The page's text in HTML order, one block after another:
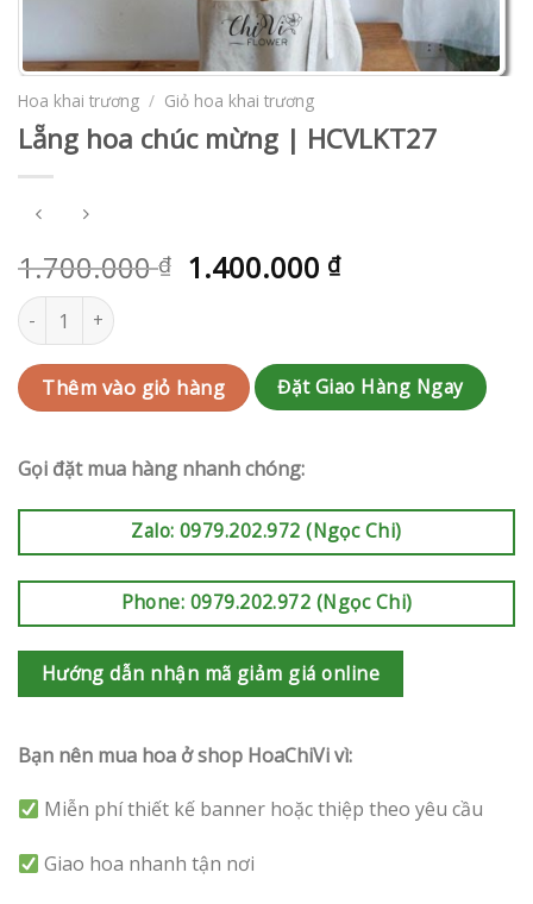
Hoa khai trương / Giỏ hoa khai trương
Lẵng hoa chúc mừng | HCVLKT27
1.700.000₫ 1.400.000 ₫
Lẵng hoa chúc mừng | HCVLKT27 số lượng
Thêm vào giỏ hàng Đặt Giao Hàng Ngay
Gọi đặt mua hàng nhanh chóng:
Zalo: 0979.202.972 (Ngọc Chi)
Phone: 0979.202.972 (Ngọc Chi)
Hướng dẫn nhận mã giảm giá online
Bạn nên mua hoa ở shop HoaChiVi vì:
Miễn phí thiết kế banner hoặc thiệp theo yêu cầu
Giao hoa nhanh tận nơi